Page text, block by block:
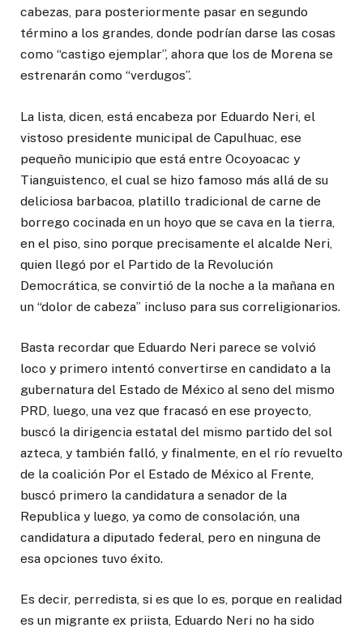
cabezas, para posteriormente pasar en segundo
término a los grandes, donde podrían darse las cosas
como “castigo ejemplar”, ahora que los de Morena se
estrenarán como “verdugos”.
La lista, dicen, está encabeza por Eduardo Neri, el
vistoso presidente municipal de Capulhuac, ese
pequeño municipio que está entre Ocoyoacac y
Tianguistenco, el cual se hizo famoso más allá de su
deliciosa barbacoa, platillo tradicional de carne de
borrego cocinada en un hoyo que se cava en la tierra,
en el piso, sino porque precisamente el alcalde Neri,
quien llegó por el Partido de la Revolución
Democrática, se convirtió de la noche a la mañana en
un “dolor de cabeza” incluso para sus correligionarios.
Basta recordar que Eduardo Neri parece se volvió
loco y primero intentó convertirse en candidato a la
gubernatura del Estado de México al seno del mismo
PRD, luego, una vez que fracasó en ese proyecto,
buscó la dirigencia estatal del mismo partido del sol
azteca, y también falló, y finalmente, en el río revuelto
de la coalición Por el Estado de México al Frente,
buscó primero la candidatura a senador de la
Republica y luego, ya como de consolación, una
candidatura a diputado federal, pero en ninguna de
esa opciones tuvo éxito.
Es decir, perredista, si es que lo es, porque en realidad
es un migrante ex priista, Eduardo Neri no ha sido